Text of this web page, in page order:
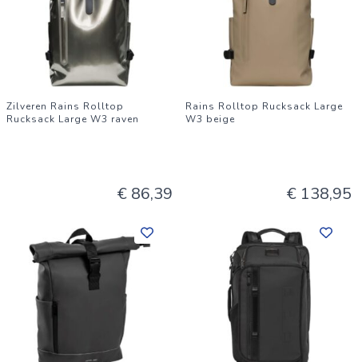
Zilveren Rains Rolltop
Rucksack Large W3 raven
€ 86,39
Rains Rolltop Rucksack Large
W3 beige
€ 138,95